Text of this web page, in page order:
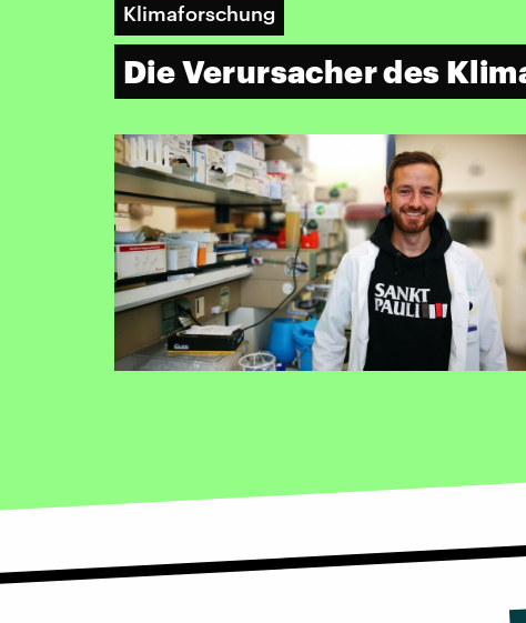
Klimaforschung
Die Verursacher des